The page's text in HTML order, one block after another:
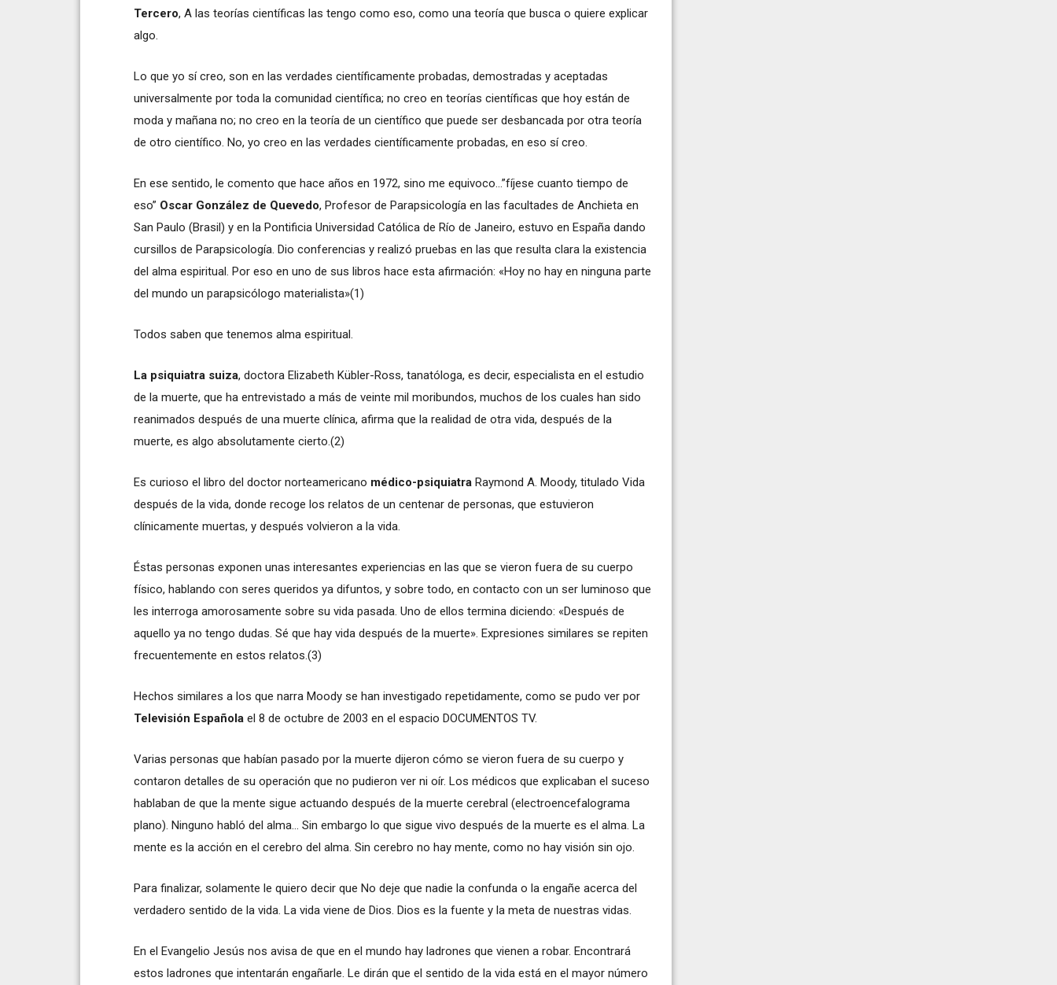
Tercero, A las teorías científicas las tengo como eso, como una teoría que busca o quiere explicar
algo.
Lo que yo sí creo, son en las verdades científicamente probadas, demostradas y aceptadas
universalmente por toda la comunidad científica; no creo en teorías científicas que hoy están de
moda y mañana no; no creo en la teoría de un científico que puede ser desbancada por otra teoría
de otro científico. No, yo creo en las verdades científicamente probadas, en eso sí creo.
En ese sentido, le comento que hace años en 1972, sino me equivoco…”fíjese cuanto tiempo de
eso” Oscar González de Quevedo, Profesor de Parapsicología en las facultades de Anchieta en
San Paulo (Brasil) y en la Pontificia Universidad Católica de Río de Janeiro, estuvo en España dando
cursillos de Parapsicología. Dio conferencias y realizó pruebas en las que resulta clara la existencia
del alma espiritual. Por eso en uno de sus libros hace esta afirmación: «Hoy no hay en ninguna parte
del mundo un parapsicólogo materialista»(1)
Todos saben que tenemos alma espiritual.
La psiquiatra suiza, doctora Elizabeth Kübler-Ross, tanatóloga, es decir, especialista en el estudio
de la muerte, que ha entrevistado a más de veinte mil moribundos, muchos de los cuales han sido
reanimados después de una muerte clínica, afirma que la realidad de otra vida, después de la
muerte, es algo absolutamente cierto.(2)
Es curioso el libro del doctor norteamericano médico-psiquiatra Raymond A. Moody, titulado Vida
después de la vida, donde recoge los relatos de un centenar de personas, que estuvieron
clínicamente muertas, y después volvieron a la vida.
Éstas personas exponen unas interesantes experiencias en las que se vieron fuera de su cuerpo
físico, hablando con seres queridos ya difuntos, y sobre todo, en contacto con un ser luminoso que
les interroga amorosamente sobre su vida pasada. Uno de ellos termina diciendo: «Después de
aquello ya no tengo dudas. Sé que hay vida después de la muerte». Expresiones similares se repiten
frecuentemente en estos relatos.(3)
Hechos similares a los que narra Moody se han investigado repetidamente, como se pudo ver por
Televisión Española el 8 de octubre de 2003 en el espacio DOCUMENTOS TV.
Varias personas que habían pasado por la muerte dijeron cómo se vieron fuera de su cuerpo y
contaron detalles de su operación que no pudieron ver ni oír. Los médicos que explicaban el suceso
hablaban de que la mente sigue actuando después de la muerte cerebral (electroencefalograma
plano). Ninguno habló del alma... Sin embargo lo que sigue vivo después de la muerte es el alma. La
mente es la acción en el cerebro del alma. Sin cerebro no hay mente, como no hay visión sin ojo.
Para finalizar, solamente le quiero decir que No deje que nadie la confunda o la engañe acerca del
verdadero sentido de la vida. La vida viene de Dios. Dios es la fuente y la meta de nuestras vidas.
En el Evangelio Jesús nos avisa de que en el mundo hay ladrones que vienen a robar. Encontrará
estos ladrones que intentarán engañarle. Le dirán que el sentido de la vida está en el mayor número